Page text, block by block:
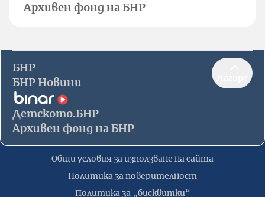
Архивен фонд на БНР
БНР
БНР Новини
Детското.БНР
Архивен фонд на БНР
Общи условия за използване на сайта
Политика за поверителност
Политика за „бисквитки“